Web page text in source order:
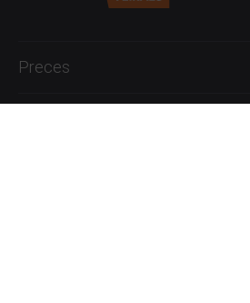
Preces